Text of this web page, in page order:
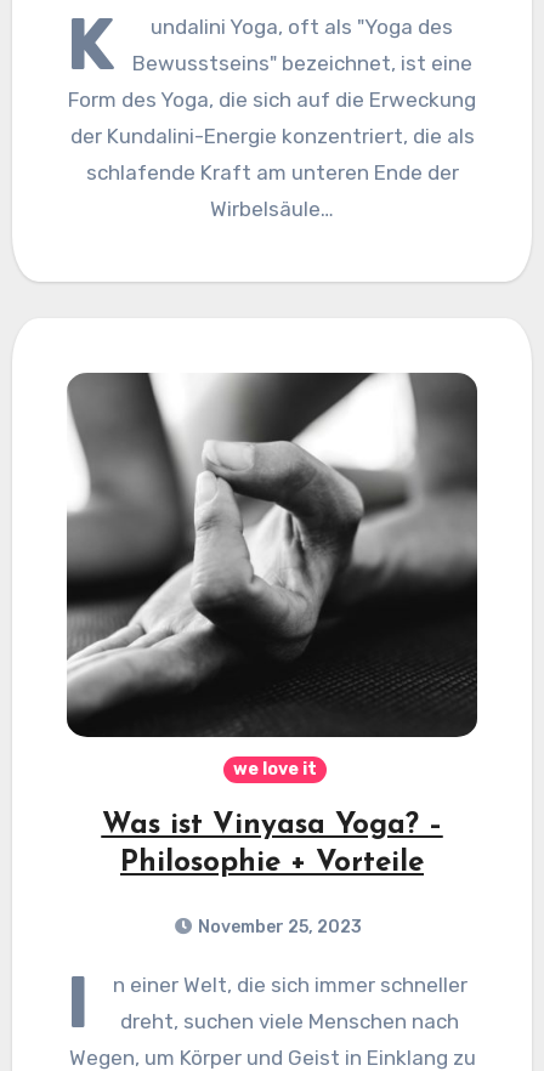
K
undalini Yoga, oft als "Yoga des
Bewusstseins" bezeichnet, ist eine
Form des Yoga, die sich auf die Erweckung
der Kundalini-Energie konzentriert, die als
schlafende Kraft am unteren Ende der
Wirbelsäule…
we love it
Was ist Vinyasa Yoga? –
Philosophie + Vorteile
November 25, 2023
I
n einer Welt, die sich immer schneller
dreht, suchen viele Menschen nach
Wegen, um Körper und Geist in Einklang zu